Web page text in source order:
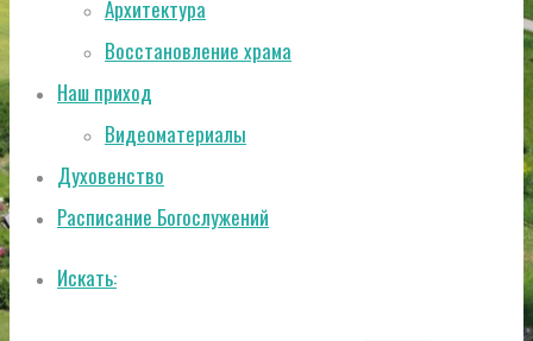
Архитектура
Восстановление храма
Наш приход
Видеоматериалы
Духовенство
Расписание Богослужений
Искать: